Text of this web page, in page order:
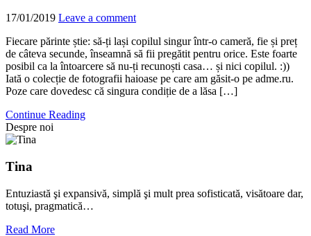
17/01/2019 Leave a comment
Fiecare părinte știe: să-ți lași copilul singur într-o cameră, fie și preț
de câteva secunde, înseamnă să fii pregătit pentru orice. Este foarte
posibil ca la întoarcere să nu-ți recunoști casa… și nici copilul. :))
Iată o colecție de fotografii haioase pe care am găsit-o pe adme.ru.
Poze care dovedesc că singura condiție de a lăsa […]
Continue Reading
Despre noi
Tina
Entuziastă şi expansivă, simplă şi mult prea sofisticată, visătoare dar,
totuşi, pragmatică…
Read More